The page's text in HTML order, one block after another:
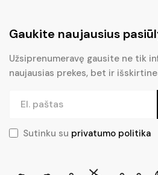
Gaukite naujausius
Užsiprenumeravę gausite ne tik
naujausias prekes, bet ir
Sutinku su privatumo politika